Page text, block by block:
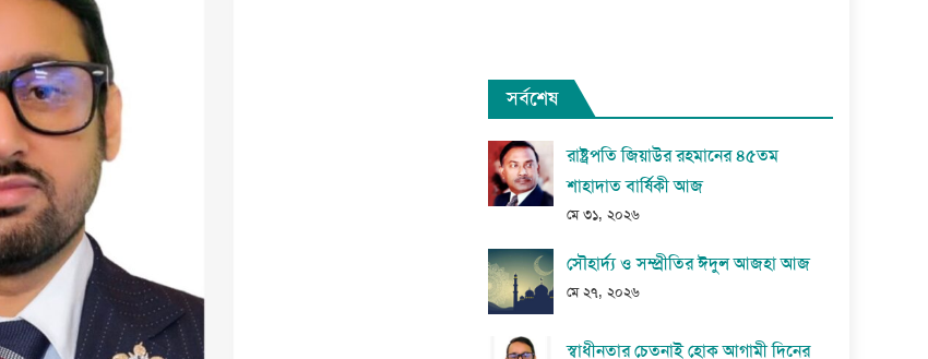
সর্বশেষ
রাষ্ট্রপতি জিয়াউর রহমানের ৪৫তম
শাহাদাত বার্ষিকী আজ
মে ৩১, ২০২৬
সৌহার্দ্য ও সম্প্রীতির ঈদুল আজহা আজ
মে ২৭, ২০২৬
স্বাধীনতার চেতনাই হোক আগামী দিনের